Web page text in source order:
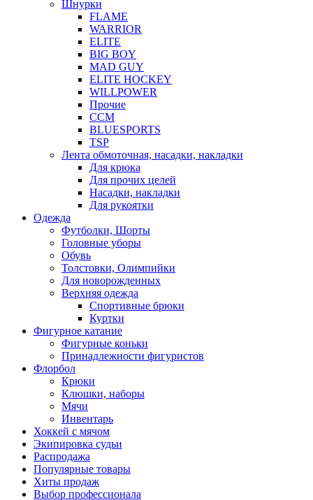
Шнурки
FLAME
WARRIOR
ELITE
BIG BOY
MAD GUY
ELITE HOCKEY
WILLPOWER
Прочие
CCM
BLUESPORTS
TSP
Лента обмоточная, насадки, накладки
Для крюка
Для прочих целей
Насадки, накладки
Для рукоятки
Одежда
Футболки, Шорты
Головные уборы
Обувь
Толстовки, Олимпийки
Для новорожденных
Верхняя одежда
Спортивные брюки
Куртки
Фигурное катание
Фигурные коньки
Принадлежности фигуристов
Флорбол
Крюки
Клюшки, наборы
Мячи
Инвентарь
Хоккей с мячом
Экипировка судьи
Распродажа
Популярные товары
Хиты продаж
Выбор профессионала